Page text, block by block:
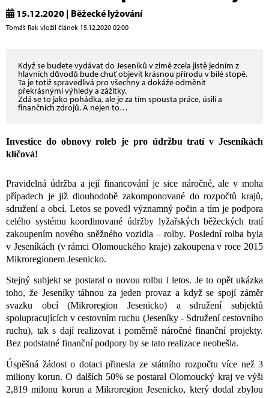
15.12.2020 | Běžecké lyžování
Tomáš Rak vložil článek 15.12.2020 02:00
Když se budete vydávat do Jeseníků v zimě zcela jistě jedním z
hlavních důvodů bude chuť objevit krásnou přírodu v bílé stopě.
Ta je totiž spravedlivá pro všechny a dokáže odměnit
překrásnými výhledy a zážitky.
Zdá se to jako pohádka, ale je za tím spousta práce, úsilí a
finančních zdrojů. A nejen to…
Investice do obnovy roleb je pro údržbu tratí v Jeseníkách
klíčová!
Pravidelná údržba a její financování je sice náročné, ale v moha
případech je již dlouhodobě zakomponované do rozpočtů krajů,
sdružení a obcí. Letos se povedl významný počin a tím je podpora
celého systému koordinované údržby lyžařských běžeckých tratí
zakoupením nového sněžného vozidla – rolby. Poslední rolba byla
v Jeseníkách (v rámci Olomouckého kraje) zakoupena v roce 2015
Mikroregionem Jesenicko.
Stejný subjekt se postaral o novou rolbu i letos. Je to opět ukázka
toho, že Jeseníky táhnou za jeden provaz a když se spojí záměr
svazku obcí (Mikroregion Jesenicko) a sdružení subjektů
spolupracujících v cestovním ruchu (Jeseníky - Sdružení cestovního
ruchu), tak s dají realizovat i poměrně náročné finanční projekty.
Bez podstatné finanční podpory by se tato realizace neobešla.
Úspěšná žádost o dotaci přinesla ze státního rozpočtu více než 3
miliony korun. O dalších 50% se postaral Olomoucký kraj ve výši
2,819 milonu korun a Mikroregion Jesenicko, který dodal zbylou